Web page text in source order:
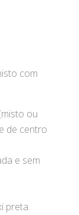
com
ou
de centro
e sem
preta.